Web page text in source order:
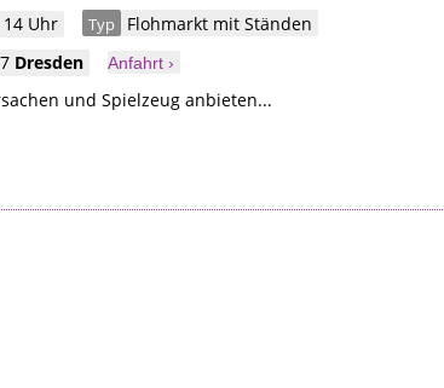
14 Uhr Typ Flohmarkt mit Ständen
Dresden Anfahrt ›
und Spielzeug anbieten...